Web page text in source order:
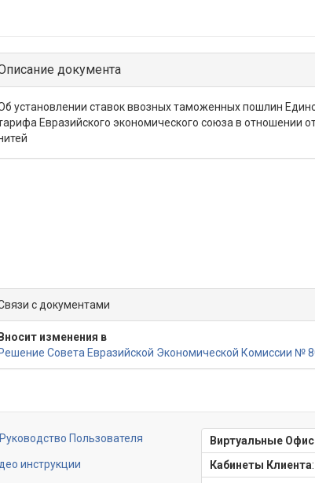
документа
установлении ставок ввозных таможенных пошлин
Евразийского экономического союза в отношении
с документами
Вносит изменения в
Решение Совета Евразийской Экономической Комиссии №
Пользователя
инструкции
Виртуальные
Кабинеты Клиента: